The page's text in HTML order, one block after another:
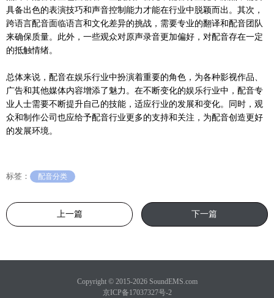
具备出色的表演技巧和声音控制能力才能在行业中脱颖而出。其次，
跨语言配音面临语言和文化差异的挑战，需要专业的翻译和配音团队
来确保质量。此外，一些观众对原声录音更加偏好，对配音存在一定
的抵触情绪。
总体来说，配音在娱乐行业中扮演着重要的角色，为各种影视作品、
广告和其他媒体内容增添了魅力。在不断变化的娱乐行业中，配音专
业人士需要不断提升自己的技能，适应行业的发展和变化。同时，观
众和制作公司也应给予配音行业更多的支持和关注，为配音创造更好
的发展环境。
标签： 配音分类
上一篇 下一篇
Copyright © 2015-2026 SoundEMS.com
京ICP备17037327号-2